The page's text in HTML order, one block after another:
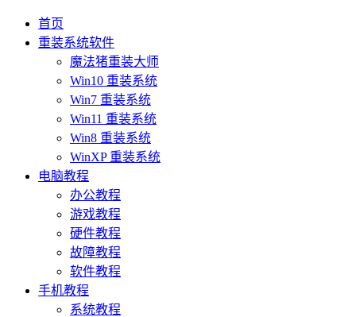
首页
重装系统软件
魔法猪重装大师
Win10 重装系统
Win7 重装系统
Win11 重装系统
Win8 重装系统
WinXP 重装系统
电脑教程
办公教程
游戏教程
硬件教程
故障教程
软件教程
手机教程
系统教程